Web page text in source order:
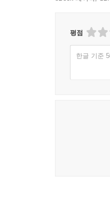
평점
한글 기준